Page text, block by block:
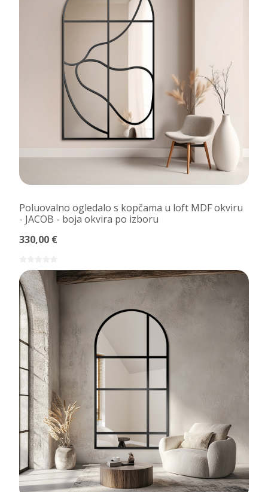
Poluovalno ogledalo s kopčama u loft MDF okviru
- JACOB - boja okvira po izboru
330,00 €